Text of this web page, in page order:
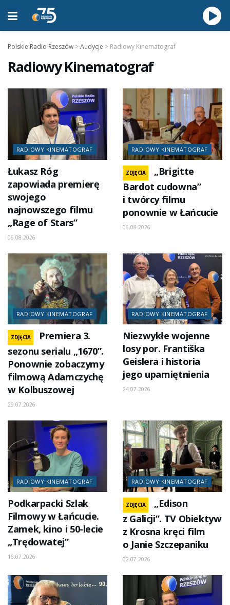
Polskie Radio Rzeszów >Audycje > Radiowy Kinematograf
Radiowy Kinematograf
RADIOWY KINEMATOGRAF
Łukasz Róg
zapowiada premierę
swojego
najnowszego filmu
„Rage of Stars”
06.08.2026
RADIOWY KINEMATOGRAF
ZDJĘCIA
„Brigitte
Bardot cudowna”
i twórcy filmu
ponownie w Łańcucie
06.08.2026
RADIOWY KINEMATOGRAF
ZDJĘCIA
Premiera 3.
sezonu serialu „1670”.
Ponownie zobaczymy
filmową Adamczychę
w Kolbuszowej
29.07.2026
RADIOWY KINEMATOGRAF
Niezwykłe wojenne
losy por. Františka
Geislera i historia
jego upamiętnienia
24.07.2026
RADIOWY KINEMATOGRAF
Podkarpacki Szlak
Filmowy w Łańcucie.
Zamek, kino i 50-lecie
„Trędowatej”
16.07.2026
RADIOWY KINEMATOGRAF
ZDJĘCIA
„Edison
z Galicji”. TV Obiektyw
z Krosna kręci film
o Janie Szczepaniku
02.07.2026